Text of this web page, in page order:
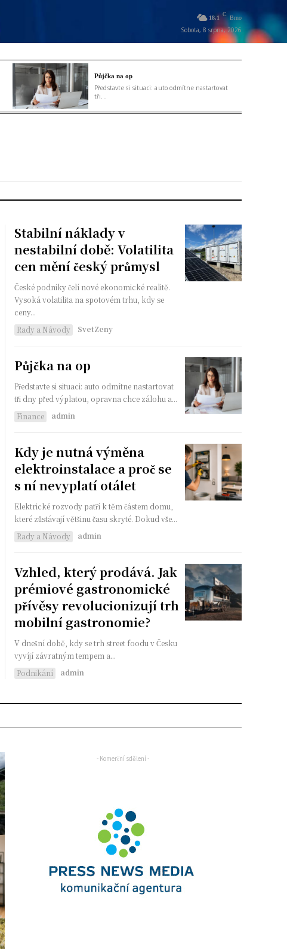
18.1
C
Brno
Sobota, 8 srpna, 2026
Půjčka na op
Představte si situaci: auto odmítne nastartovat
tři...
Stabilní náklady v
nestabilní době: Volatilita
cen mění český průmysl
České podniky čelí nové ekonomické realitě.
Vysoká volatilita na spotovém trhu, kdy se
ceny...
Rady a Návody
SvetZeny
Půjčka na op
Představte si situaci: auto odmítne nastartovat
tři dny před výplatou, opravna chce zálohu a...
Finance
admin
Kdy je nutná výměna
elektroinstalace a proč se
s ní nevyplatí otálet
Elektrické rozvody patří k těm částem domu,
které zůstávají většinu času skryté. Dokud vše...
Rady a Návody
admin
Vzhled, který prodává. Jak
prémiové gastronomické
přívěsy revolucionizují trh
mobilní gastronomie?
V dnešní době, kdy se trh street foodu v Česku
vyvíjí závratným tempem a...
Podnikání
admin
- Komerční sdělení -